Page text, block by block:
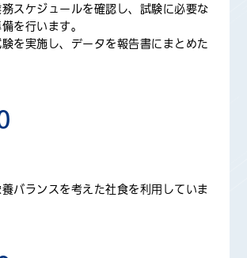
スケジュールを確認し、試験に必要な
を行います。
を実施し、データを報告書にまとめた
バランスを考えた社食を利用していま